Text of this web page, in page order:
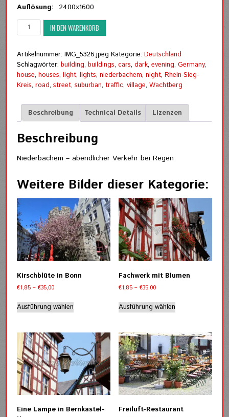
Auflösung: 2400x1600
Niederbachem
(16)
abendlicher
Verkehr
bei
Regen
IN DEN WARENKORB
Artikelnummer:IMG_5326.jpeg Kategorie:Deutschland
Schlagwörter:building,buildings,cars,dark,evening,Germany,
house,houses,light,lights,niederbachem,night,Rhein-Sieg-
Kreis,road,street,suburban,traffic,village,Wachtberg
Beschreibung Technical Details Lizenzen
Beschreibung
Niederbachem – abendlicher Verkehr bei Regen
Weitere Bilder dieser Kategorie:
Kirschblüte in Bonn
€1,85 –€35,00Preisspanne:
bis
€35,00
Ausführung wählen
mehrere
Varianten
auf.
Die
Optionen
können
auf
Produktseite
Fachwerk mit Blumen
€1,85 – €35,00Preisspanne:
bis
€35,00
Ausführung wählenProdukt
Varianten
auf.
Die
Optionen
können
auf
Produktseite
Eine Lampe in Bernkastel-
Freiluft-Restaurant